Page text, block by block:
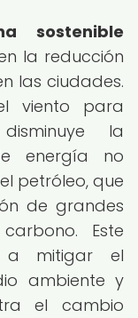
sostenible
la reducción
las ciudades.
viento para
la
energía no
petróleo, que
de grandes
Este
a mitigar el
ambiente y
el cambio